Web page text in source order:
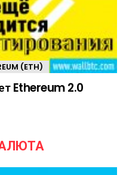
(ETH)
Ethereum 2.0